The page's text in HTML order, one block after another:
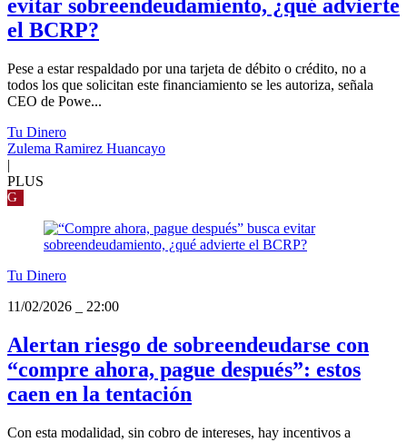
evitar sobreendeudamiento, ¿qué advierte
el BCRP?
Pese a estar respaldado por una tarjeta de débito o crédito, no a
todos los que solicitan este financiamiento se les autoriza, señala
CEO de Powe...
Tu Dinero
Zulema Ramirez Huancayo
|
PLUS
G
Tu Dinero
11/02/2026
22:00
Alertan riesgo de sobreendeudarse con
“compre ahora, pague después”: estos
caen en la tentación
Con esta modalidad, sin cobro de intereses, hay incentivos a